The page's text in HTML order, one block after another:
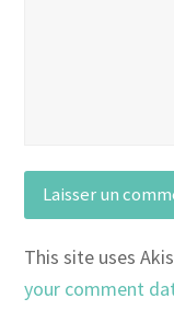
This site uses
your comment